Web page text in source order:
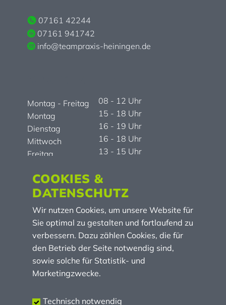
07161 42244
07161 941742
info@teampraxis-heiningen.de
Montag - Freitag
Montag
Dienstag
Mittwoch
Freitag
Termine nach Vereinbarung
Hausärztlicher Bereitschaftsdienst 116 117
08 - 12 Uhr
15 - 18 Uhr
16 - 19 Uhr
16 - 18 Uhr
13 - 15 Uhr
LINKS
Impressum
Datenschutz
Barrierefreiheit
COOKIES &
DATENSCHUTZ
Wir nutzen Cookies, um unsere Website für
Sie optimal zu gestalten und fortlaufend zu
verbessern. Dazu zählen Cookies, die für
den Betrieb der Seite notwendig sind,
sowie solche für Statistik- und
Marketingzwecke.
Technisch notwendig